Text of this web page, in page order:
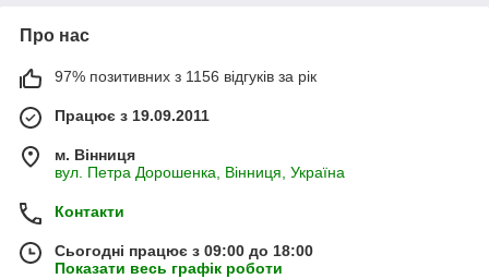
Про нас
97% позитивних з 1156 відгуків за рік
Працює з 19.09.2011
м. Вінниця
вул. Петра Дорошенка, Вінниця, Україна
Контакти
Сьогодні працює з 09:00 до 18:00
Показати весь графік роботи